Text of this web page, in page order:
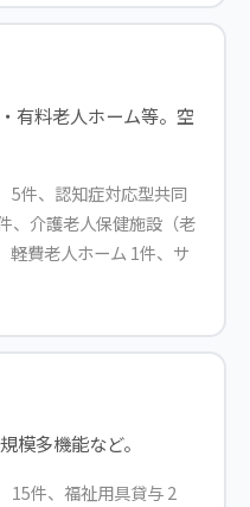
有料老人ホーム等。空
5件、認知症対応型共同
、介護老人保健施設（老
軽費老人ホーム 1件、サ
模多機能など。
15件、福祉用具貸与 2